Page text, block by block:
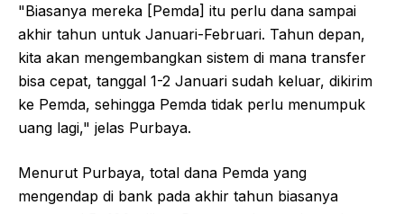
"Biasanya mereka [Pemda] itu perlu dana sampai
akhir tahun untuk Januari-Februari. Tahun depan,
kita akan mengembangkan sistem di mana transfer
bisa cepat, tanggal 1-2 Januari sudah keluar, dikirim
ke Pemda, sehingga Pemda tidak perlu menumpuk
uang lagi," jelas Purbaya.
Menurut Purbaya, total dana Pemda yang
mengendap di bank pada akhir tahun biasanya